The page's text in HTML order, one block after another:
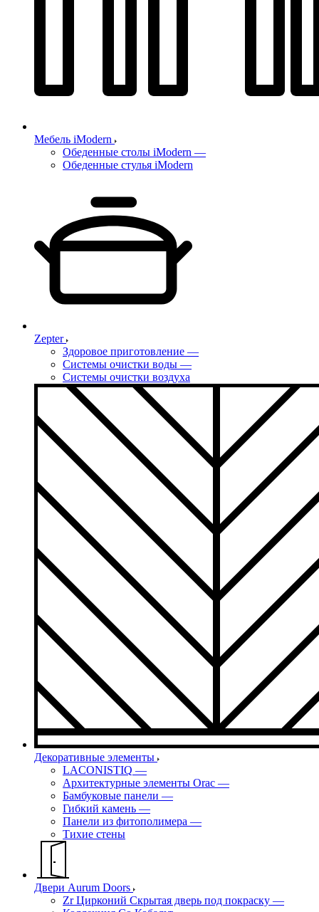
Мебель iModern
Обеденные столы iModern —
Обеденные стулья iModern
Zepter
Здоровое приготовление —
Системы очистки воды —
Системы очистки воздуха
Декоративные элементы
LACONISTIQ —
Архитектурные элементы Orac —
Бамбуковые панели —
Гибкий камень —
Панели из фитополимера —
Тихие стены
Двери Aurum Doors
Zr Цирконий Скрытая дверь под покраску —